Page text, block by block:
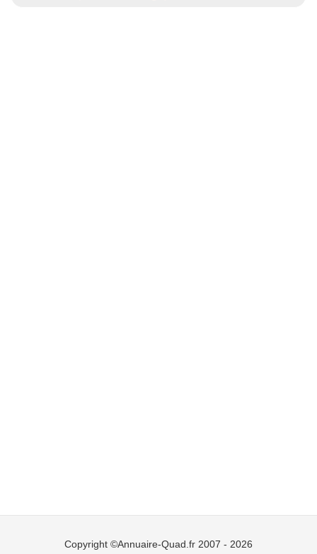
Copyright ©Annuaire-Quad.fr 2007 - 2026